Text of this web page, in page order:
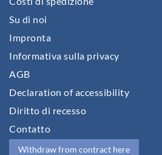
Su di noi
Impronta
Informativa sulla privacy
AGB
Declaration of accessibility
Diritto di recesso
Contatto
Withdraw from contract here